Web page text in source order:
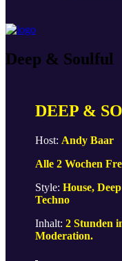
Deep & Soulful
DEEP &
Host: Andy Baar
Alle 2 Wochen
Style:House,
Techno
Inhalt:2 Stunden
Moderation.